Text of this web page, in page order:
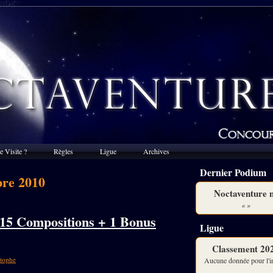
Visite ? Règles Ligue Archives
2010
Compositions + 1 Bonus
Dernier Podium
Noctaventure
« »
Ligue
Classement
Aucune donnée pour